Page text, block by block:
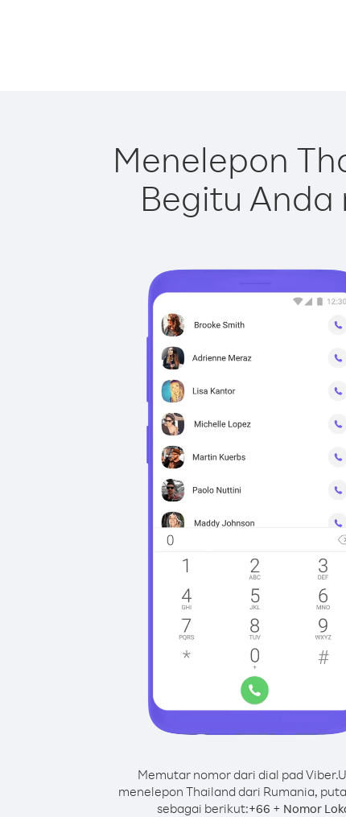
Menelepon
Begitu
Memutar nomor dari dial pad Viber.
menelepon Thailand dari Rumania,
sebagai berikut:+66 + Nomor